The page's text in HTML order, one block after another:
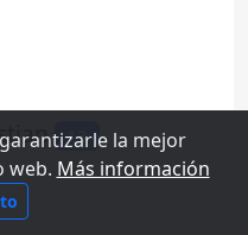
13
la mejor
web. Más información